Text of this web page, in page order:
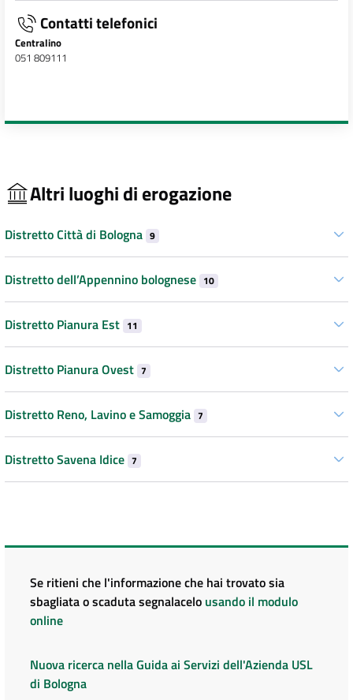
Contatti telefonici
Centralino
051 809111
Altri luoghi di erogazione
Distretto Città di Bologna 9
Distretto dell’Appennino bolognese 10
Distretto Pianura Est 11
Distretto Pianura Ovest 7
Distretto Reno, Lavino e Samoggia 7
Distretto Savena Idice 7
Se ritieni che l'informazione che hai trovato sia
sbagliata o scaduta segnalacelo usando il modulo
online
Nuova ricerca nella Guida ai Servizi dell'Azienda USL
di Bologna